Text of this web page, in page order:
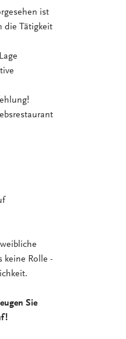
ist
die Tätigkeit
keine Rolle -
Sie